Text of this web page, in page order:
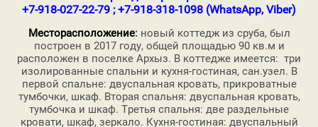
+7-918-027-22-79 ; +7-918-318-1098 (WhatsApp, Viber)
Месторасположение: новый коттедж из сруба, был
построен в 2017 году, общей площадью 90 кв.м и
расположен в поселке Архыз. В коттедже имеется: три
изолированные спальни и кухня-гостиная, сан.узел. В
первой спальне: двуспальная кровать, прикроватные
тумбочки, шкаф. Вторая спальня: двуспальная кровать,
тумбочка и шкаф. Третья спальня: две раздельные
кровати, шкаф, зеркало. Кухня-гостиная: двуспальный